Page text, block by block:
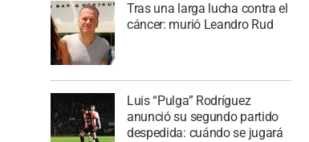
Tras una larga lucha contra el
cáncer: murió Leandro Rud
Luis “Pulga” Rodríguez
anunció su segundo partido
despedida: cuándo se jugará